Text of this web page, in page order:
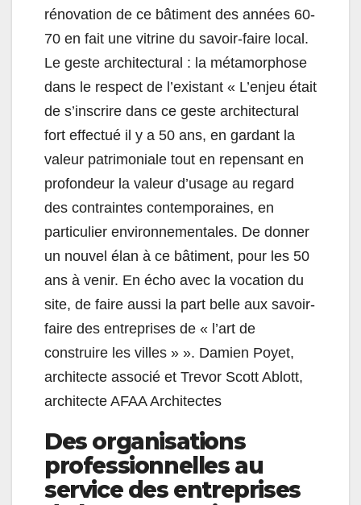
rénovation de ce bâtiment des années 60-
70 en fait une vitrine du savoir-faire local.
Le geste architectural : la métamorphose
dans le respect de l’existant « L’enjeu était
de s’inscrire dans ce geste architectural
fort effectué il y a 50 ans, en gardant la
valeur patrimoniale tout en repensant en
profondeur la valeur d’usage au regard
des contraintes contemporaines, en
particulier environnementales. De donner
un nouvel élan à ce bâtiment, pour les 50
ans à venir. En écho avec la vocation du
site, de faire aussi la part belle aux savoir-
faire des entreprises de « l’art de
construire les villes » ». Damien Poyet,
architecte associé et Trevor Scott Ablott,
architecte AFAA Architectes
Des organisations
professionnelles au
service des entreprises